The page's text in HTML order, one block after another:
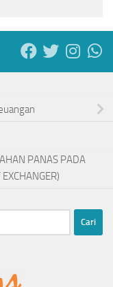
PANAS PADA